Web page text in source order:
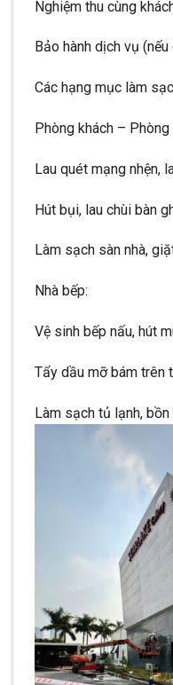
Nghiệm thu cùng
Bảo hành dịch vụ (nếu
Các hạng mục làm
Phòng khách – Phòng
Lau quét mạng nhện,
Hút bụi, lau chùi bàn
Làm sạch sàn nhà,
Nhà bếp:
Vệ sinh bếp nấu, hút
Tẩy dầu mỡ bám trên
Làm sạch tủ lạnh, bồn